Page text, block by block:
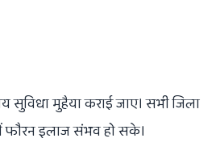
सुविधा मुहैया कराई जाए। सभी जिला
फौरन इलाज संभव हो सके।